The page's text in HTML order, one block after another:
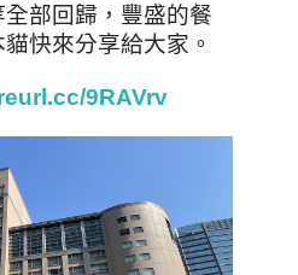
部回歸， 豐盛的餐
快來分享給大家。
9RAVrv